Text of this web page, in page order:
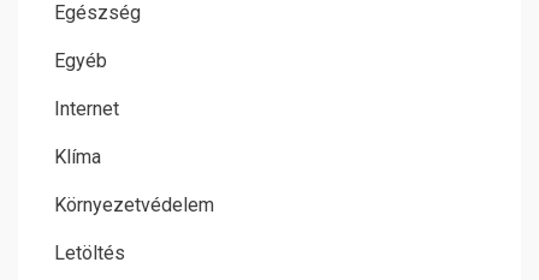
Egészség
Egyéb
Internet
Klíma
Környezetvédelem
Letöltés